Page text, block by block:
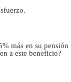
más en su pensión
a este beneficio?